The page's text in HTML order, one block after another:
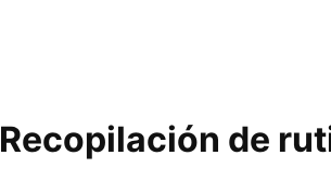
Recopilación de